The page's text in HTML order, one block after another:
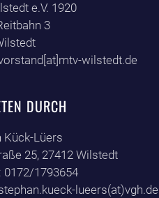
e.V. 1920
3
wilstedt.de
DURCH
Kück-Lüers
25, 27412 Wilstedt
0172/1793654
lueers(at)vgh.de